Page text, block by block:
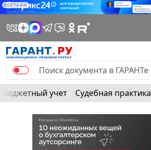
РЕКЛАМА
Бюджетный учет Судебная практика